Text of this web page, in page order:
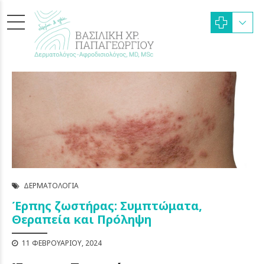
ΔΕΡΜΑΤΟΛΟΓΊΑ
Έρπης ζωστήρας: Συμπτώματα,
Θεραπεία και Πρόληψη
11 ΦΕΒΡΟΥΑΡΊΟΥ, 2024